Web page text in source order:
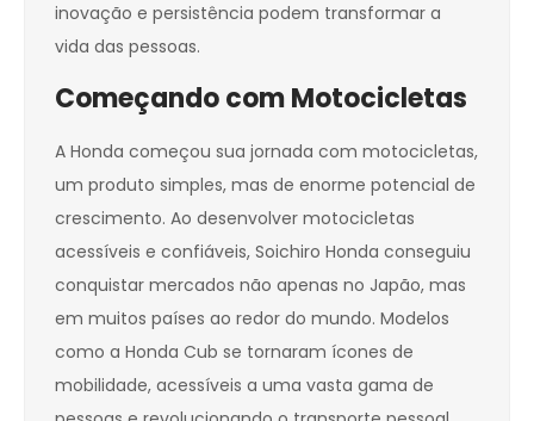
inovação e persistência podem transformar a
vida das pessoas.
Começando com Motocicletas
A Honda começou sua jornada com motocicletas,
um produto simples, mas de enorme potencial de
crescimento. Ao desenvolver motocicletas
acessíveis e confiáveis, Soichiro Honda conseguiu
conquistar mercados não apenas no Japão, mas
em muitos países ao redor do mundo. Modelos
como a Honda Cub se tornaram ícones de
mobilidade, acessíveis a uma vasta gama de